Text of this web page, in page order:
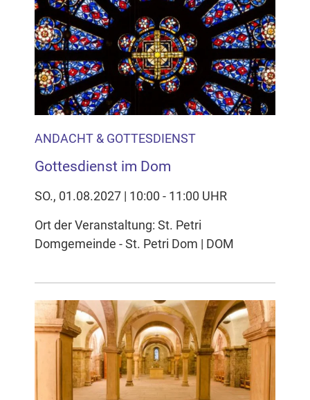
ANDACHT & GOTTESDIENST
Gottesdienst im Dom
SO., 01.08.2027 | 10:00 - 11:00 UHR
Ort der Veranstaltung: St. Petri
Domgemeinde - St. Petri Dom | DOM